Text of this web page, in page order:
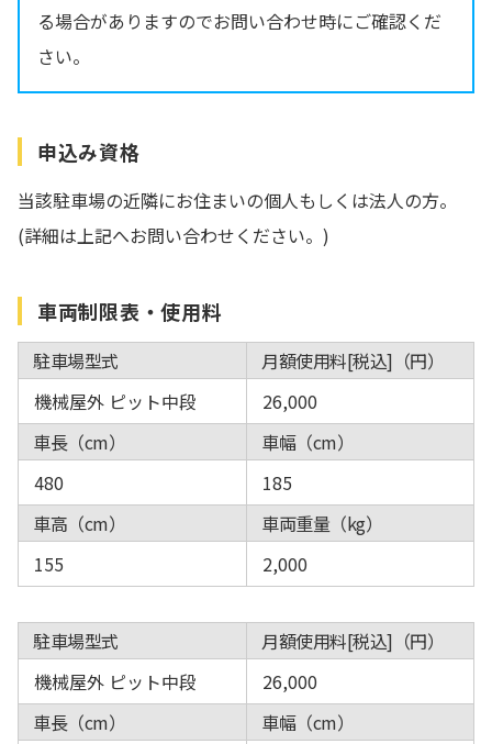
る場合がありますのでお問い合わせ時にご確認くだ
さい。
申込み資格
当該駐車場の近隣にお住まいの個人もしくは法人の方。
(詳細は上記へお問い合わせください。)
車両制限表・使用料
駐車場型式
月額使用料[税込]（円）
機械屋外 ピット中段
26,000
車長（cm）
車幅（cm）
480
185
車高（cm）
車両重量（kg）
155
2,000
駐車場型式
月額使用料[税込]（円）
機械屋外 ピット中段
26,000
車長（cm）
車幅（cm）